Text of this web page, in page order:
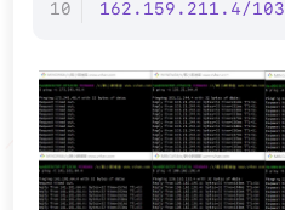
162.159.211.4/103